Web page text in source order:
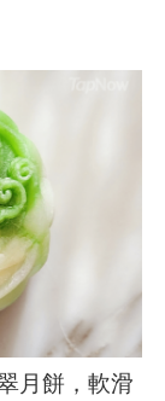
月餅，軟滑